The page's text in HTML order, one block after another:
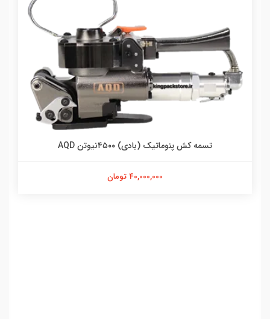
تسمه کش پنوماتیک (بادی) ۴۵۰۰نیوتن AQD
40,000,000 تومان